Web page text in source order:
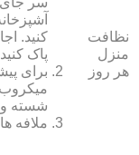
نظافت
منزل
هر روز
کنید.
پاک
برای
شسته
ملافه‏